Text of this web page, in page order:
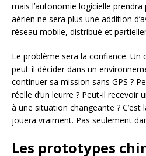
mais l’autonomie logicielle
aérien ne sera plus une addition
réseau mobile, distribué et
Le problème sera la confiance. Un
peut-il décider dans un
continuer sa mission sans GPS ?
réelle d’un leurre ? Peut-il recevoir
à une situation changeante ?
jouera vraiment. Pas seulement
Les prototypes